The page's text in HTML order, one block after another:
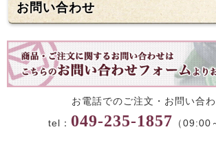
お問い合わせ
お電話でのご注文・お問い合
tel： 049-235-1857 （09:00